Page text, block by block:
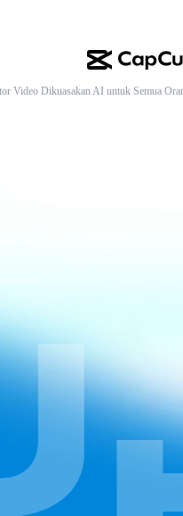
Video Dikuasakan AI untuk Semua